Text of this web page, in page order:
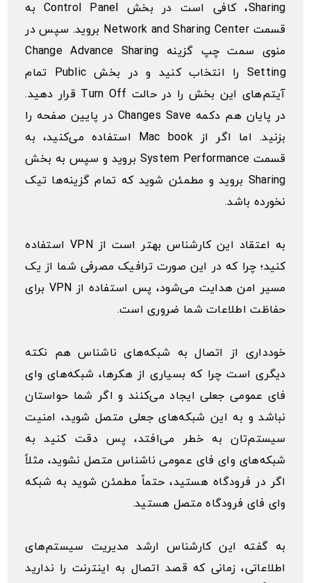
Sharing، کافی است در بخش Control Panel به
قسمت Network and Sharing Center بروید. سپس در
منوی سمت چپ گزینه Change Advance Sharing
Setting را انتخاب کنید و در بخش Public تمام
آیتم‌های این بخش را در حالت Turn Off قرار دهید.
در پایان هم دکمه Changes Save در پایین صفحه را
بزنید. اما اگر از Mac book استفاده می‌کنید، به
قسمت System Performance بروید و سپس به بخش
Sharing بروید و مطمئن شوید که تمام گزینه‌ها تیک
نخورده باشد.
به اعتقاد این کارشناس بهتر است از VPN استفاده
کنید؛ چرا که در این صورت ترافیک مصرفی شما از یک
مسیر امن هدایت می‌شود، پس استفاده از VPN برای
حفاظت اطلاعات شما ضروری است.
خودداری از اتصال به شبکه‌های ناشناس هم نکته
دیگری است چرا که بسیاری از هکرها، شبکه‌های وای
فای عمومی جعلی ایجاد می‌کنند و اگر شما حواستان
نباشد و به این شبکه‌های جعلی متصل شوید، امنیت
سیستم‌تان به خطر می‌افتد، پس دقت کنید به
شبکه‌های وای فای عمومی ناشناس متصل نشوید، مثلاً
اگر در فرودگاه هستید، حتماً مطمئن شوید به شبکه
وای فای فرودگاه متصل هستید.
به گفته این کارشناس ارشد مدیریت سیستم‌های
اطلاعاتی، زمانی که قصد اتصال به اینترنت را ندارید